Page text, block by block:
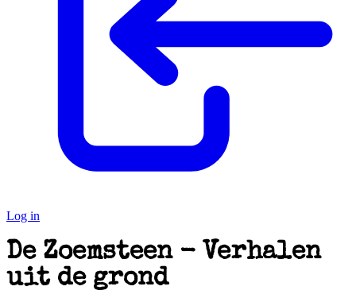
Log in
De Zoemsteen - Verhalen
uit de grond